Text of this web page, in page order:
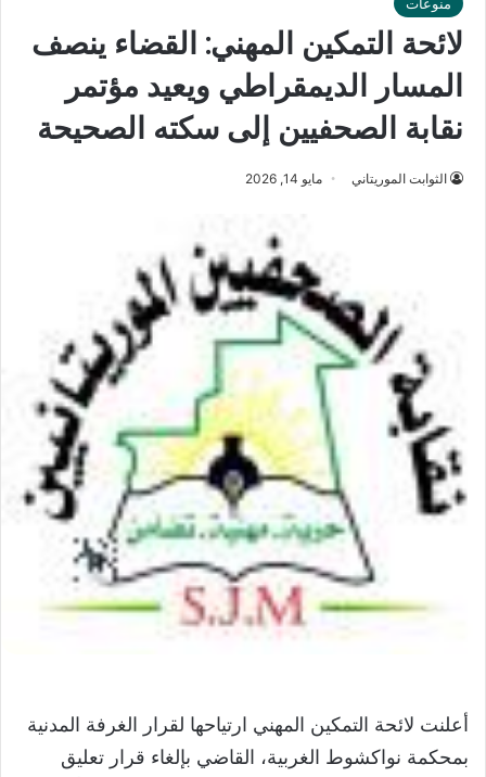
لائحة التمكين المهني: القضاء ينصف
المسار الديمقراطي ويعيد مؤتمر
نقابة الصحفيين إلى سكته الصحيحة
الثوابت الموريتاني مايو 14, 2026
أعلنت لائحة التمكين المهني ارتياحها لقرار الغرفة المدنية
بمحكمة نواكشوط الغربية، القاضي بإلغاء قرار تعليق